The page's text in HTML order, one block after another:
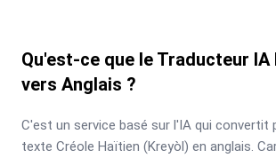
Qu'est-ce que le Traducteur IA
vers Anglais ?
C'est un service basé sur l'IA qui convertit
texte Créole Haïtien (Kreyòl) en anglais.